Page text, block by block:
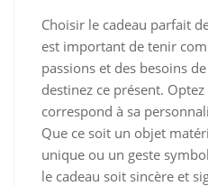
Choisir le cadeau parfait
est important de tenir
passions et des besoins
destinez ce présent.
correspond à sa
Que ce soit un objet
unique ou un geste
le cadeau soit sincère et